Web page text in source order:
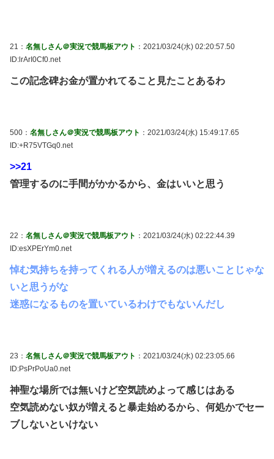
21： 名無しさん＠実況で競馬板アウト ：2021/03/24(水) 02:20:57.50
ID:lrArI0Cf0.net
この記念碑お金が置かれてること見たことあるわ
500： 名無しさん＠実況で競馬板アウト ：2021/03/24(水) 15:49:17.65
ID:+R75VTGq0.net
>>21
管理するのに手間がかかるから、金はいいと思う
22： 名無しさん＠実況で競馬板アウト ：2021/03/24(水) 02:22:44.39
ID:esXPErYm0.net
悼む気持ちを持ってくれる人が増えるのは悪いことじゃな
いと思うがな
迷惑になるものを置いているわけでもないんだし
23： 名無しさん＠実況で競馬板アウト ：2021/03/24(水) 02:23:05.66
ID:PsPrPoUa0.net
神聖な場所では無いけど空気読めよって感じはある
空気読めない奴が増えると暴走始めるから、何処かでセー
ブしないといけない